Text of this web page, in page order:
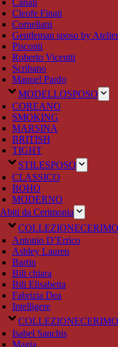
Canali
Cleofe Finati
Corneliani
Gentleman sposo by
Pisconti
Roberto Vicentti
Scribano
Manuel Pardo
MODELLOSPOSO
COREANO
SMOKING
MARSINA
BRITISH
TIGHT
STILESPOSO
CLASSICO
BOHO
MODERNO
Abiti da Cerimonia
COLLEZIONE
Antonio D’Errico
Ashley Lauren
Bartin
Bili chiara
Bili Elisabetta
Fabrizia Dea
Intelligere
COLLEZIONE
Isabel Sanchis
Magia